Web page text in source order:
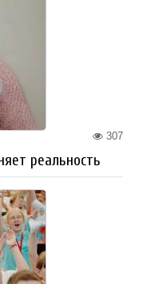
307
реальность